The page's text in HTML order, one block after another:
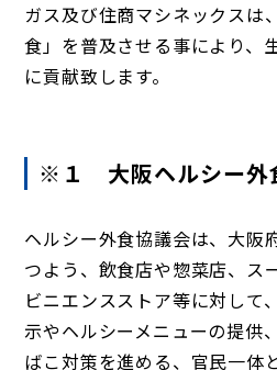
ガス及び住商マシネックスは
食」を普及させる事により、
に貢献致します。
※１ 大阪ヘルシー外
ヘルシー外食協議会は、大阪
つよう、飲食店や惣菜店、ス
ビニエンスストア等に対して
示やヘルシーメニューの提供
ばこ対策を進める、官民一体